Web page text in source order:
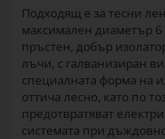
Подходящ е за тесни
максимален диаметър
пръстен, добър
лъчи, с галванизиран
специалната форма на
оттича лесно, като по
предотвратяват
системата при